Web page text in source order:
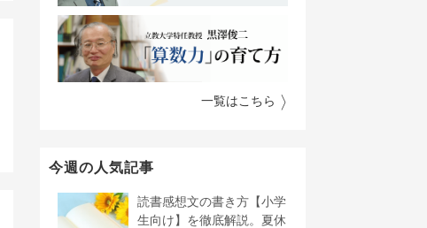
一覧はこちら
今週の人気記事
読書感想文の書き方【小学
生向け】を徹底解説。夏休